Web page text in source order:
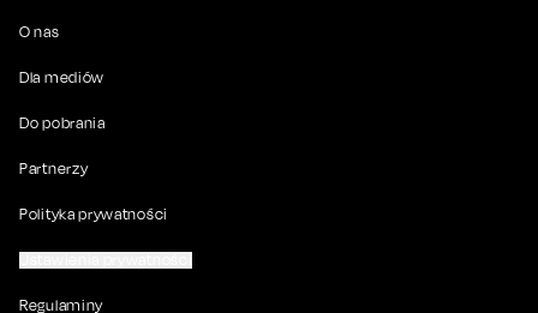
O nas
Dla mediów
Do pobrania
Partnerzy
Polityka prywatności
Regulaminy